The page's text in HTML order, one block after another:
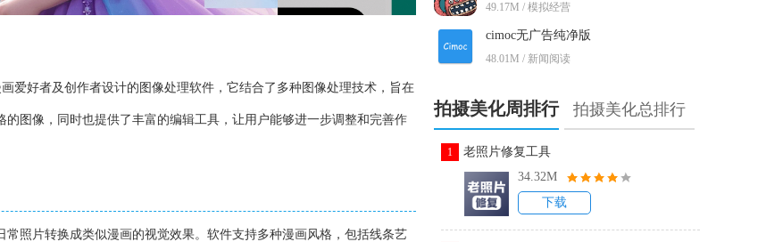
画爱好者及创作者设计的图像处理软件，它结合了多种图像处理技术，旨在
图像，同时也提供了丰富的编辑工具，让用户能够进一步调整和完善作
照片转换成类似漫画的视觉效果。软件支持多种漫画风格，包括线条艺
49.17M / 模拟经营
cimoc无广告纯净版
48.01M / 新闻阅读
拍摄美化周排行 拍摄美化总排行
1
老照片修复工具
34.32M
下载